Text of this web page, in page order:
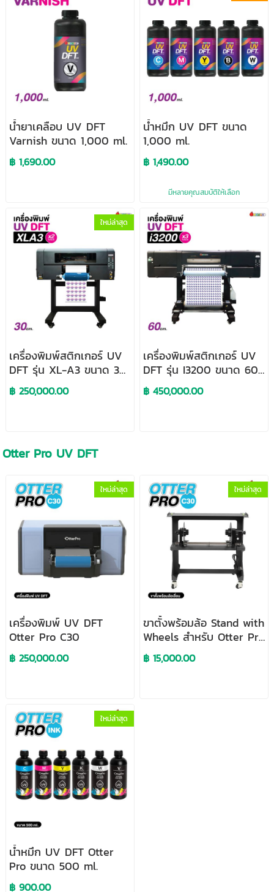
น้ำยาเคลือบ UV DFT
Varnish ขนาด 1,000 ml.
฿ 1,690.00
น้ำหมึก UV DFT ขนาด
1,000 ml.
฿ 1,490.00
มีหลายคุณสมบัติให้เลือก
ใหม่ล่าสุด
เครื่องพิมพ์สติกเกอร์ UV
DFT รุ่น XL-A3 ขนาด 30
cm.
฿ 250,000.00
เครื่องพิมพ์สติกเกอร์ UV
DFT รุ่น I3200 ขนาด 60
cm.
฿ 450,000.00
Otter Pro UV DFT
ใหม่ล่าสุด
เครื่องพิมพ์ UV DFT
Otter Pro C30
฿ 250,000.00
ใหม่ล่าสุด
ขาตั้งพร้อมล้อ Stand with
Wheels สำหรับ Otter Pro
C30
฿ 15,000.00
ใหม่ล่าสุด
น้ำหมึก UV DFT Otter
Pro ขนาด 500 ml.
฿ 900.00